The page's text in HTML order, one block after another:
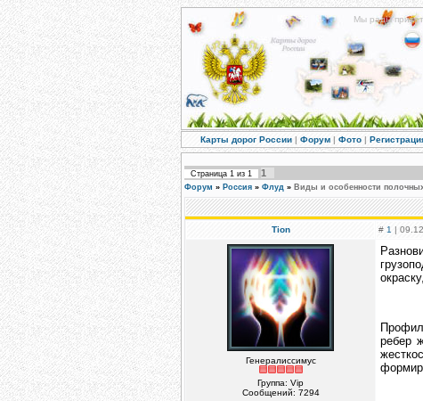
Мы рады
Карты дорог России | Форум | Фото |
Страница 1 из 1 1
Форум » Россия » Флуд » Виды и особенности
Tion # 1 |
Генералиссимус
Группа: Vip
Сообщений: 7294
ребер